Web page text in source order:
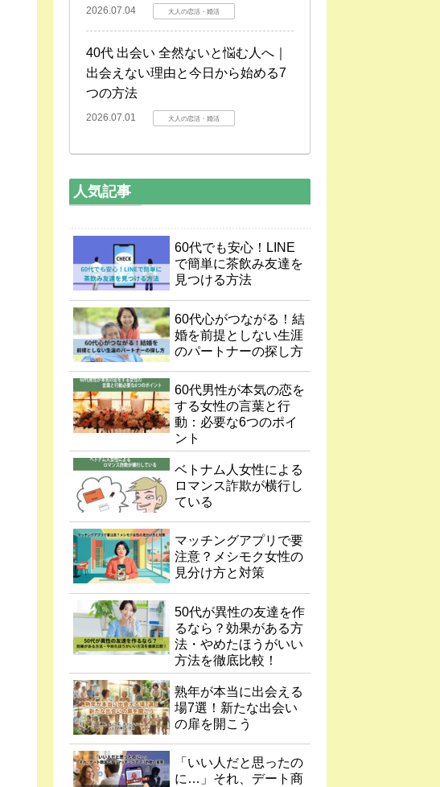
2026.07.04 大人の恋活・婚活
40代 出会い 全然ないと悩む人へ｜
出会えない理由と今日から始める7
つの方法
2026.07.01 大人の恋活・婚活
人気記事
60代でも安心！LINE
で簡単に茶飲み友達を
見つける方法
60代心がつながる！結
婚を前提としない生涯
のパートナーの探し方
60代男性が本気の恋を
する女性の言葉と行
動：必要な6つのポイ
ント
ベトナム人女性による
ロマンス詐欺が横行し
ている
マッチングアプリで要
注意？メシモク女性の
見分け方と対策
50代が異性の友達を作
るなら？効果がある方
法・やめたほうがいい
方法を徹底比較！
熟年が本当に出会える
場7選！新たな出会い
の扉を開こう
「いい人だと思ったの
に…」それ、デート商